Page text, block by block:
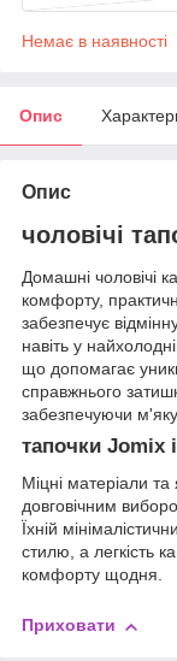
Немає в наявності
Опис
Опис
чоловічі
Домашні чоловічі
комфорту,
забезпечує
навіть у
що допомагає
справжнього
забезпечуючи м'яку
тапочки Jomix
Міцні матеріали
довговічним
Їхній
стилю, а легкість
комфорту щодня.
Приховати